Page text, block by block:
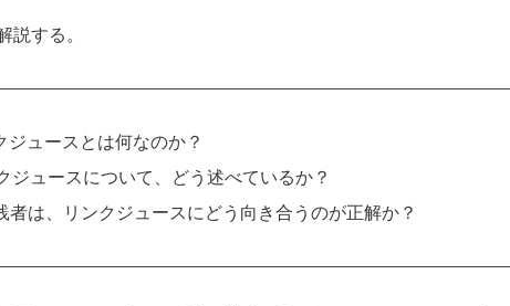
説する。
ジュースとは何なのか？
ジュースについて、どう述べているか？
者は、リンクジュースにどう向き合うのが正解か？